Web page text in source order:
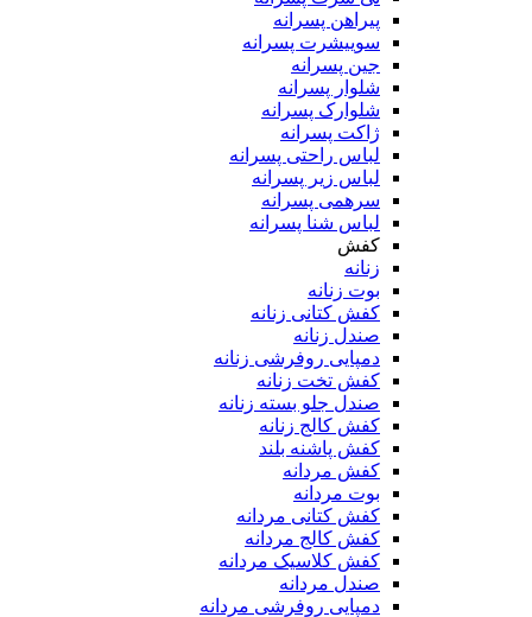
پیراهن پسرانه
سوییشرت پسرانه
جین پسرانه
شلوار پسرانه
شلوارک پسرانه
ژاکت پسرانه
لباس راحتی پسرانه
لباس زیر پسرانه
سرهمی پسرانه
لباس شنا پسرانه
کفش
زنانه
بوت زنانه
کفش کتانی زنانه
صندل زنانه
دمپایی روفرشی زنانه
کفش تخت زنانه
صندل جلو بسته زنانه
کفش کالج زنانه
کفش پاشنه بلند
کفش مردانه
بوت مردانه
کفش کتانی مردانه
کفش کالج مردانه
کفش کلاسیک مردانه
صندل مردانه
دمپایی روفرشی مردانه